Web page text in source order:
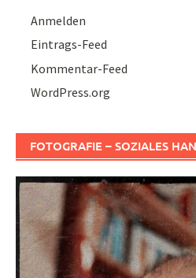
Anmelden
Eintrags-Feed
Kommentar-Feed
WordPress.org
FOTOGRAFIE – SOZIALES